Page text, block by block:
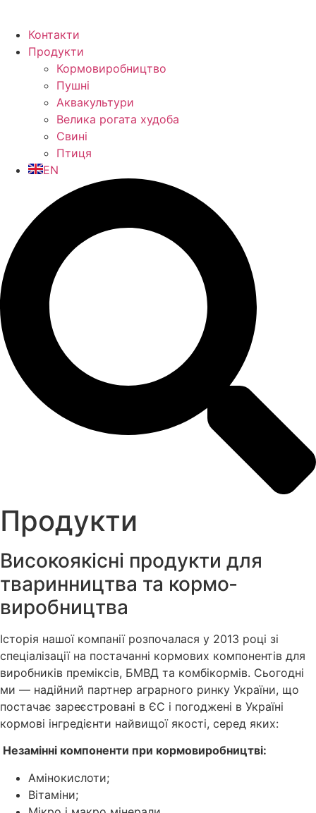
Контакти
Продукти
Кормо­виробництво
Пушні
Аквакультури
Велика рогата худоба
Свині
Птиця
EN
Продукти
Високоякісні продукти для
тваринництва та кормо­
виробництва
Історія нашої компанії розпочалася у 2013 році зі
спеціалізації на постачанні кормових компонентів для
виробників преміксів, БМВД та комбікормів. Сьогодні
ми — надійний партнер аграрного ринку України, що
постачає зареєстровані в ЄС і погоджені в Україні
кормові інгредієнти найвищої якості, серед яких:
Незамінні компоненти при кормовиробництві:
Амінокислоти;
Вітаміни;